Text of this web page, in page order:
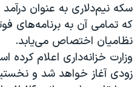
سکه نیم‌دلاری به عنوان
که تمامی آن به برنامه‌های
نظامیان اختصاص می‌یابد.
وزارت خزانه‌داری اعلام
زودی آغاز خواهد شد و